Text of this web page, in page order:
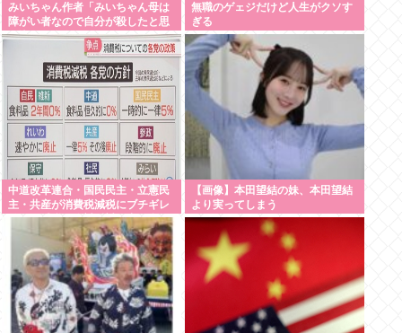
みいちゃん作者「みいちゃん母は
障がい者なので自分が殺したと思
い込んで自白しました」←なにこ
無職のゲェジだけど人生がクソす
ぎる
中道改革連合・国民民主・立憲民
主・共産が消費税減税にブチギレ
発狂 減税に絶対反対と力を合わ
せ始める
【画像】本田望結の妹、本田望結
より実ってしまう